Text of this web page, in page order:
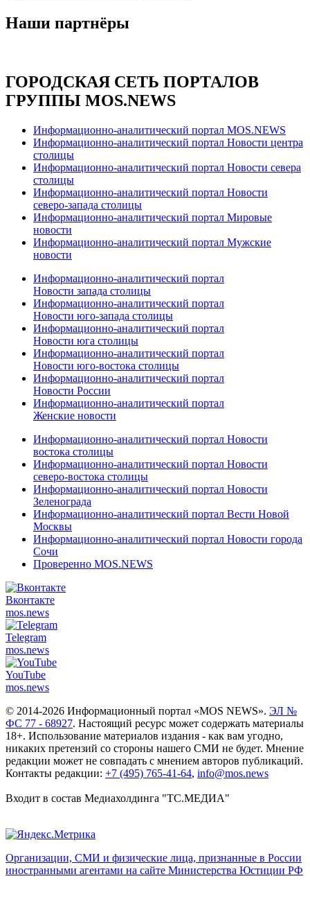
Наши партнёры
ГОРОДСКАЯ СЕТЬ ПОРТАЛОВ
ГРУППЫ MOS.NEWS
Информационно-аналитический портал MOS.NEWS
Информационно-аналитический портал Новости центра
столицы
Информационно-аналитический портал Новости севера
столицы
Информационно-аналитический портал Новости
северо-запада столицы
Информационно-аналитический портал Мировые
новости
Информационно-аналитический портал Мужские
новости
Информационно-аналитический портал
Новости запада столицы
Информационно-аналитический портал
Новости юго-запада столицы
Информационно-аналитический портал
Новости юга столицы
Информационно-аналитический портал
Новости юго-востока столицы
Информационно-аналитический портал
Новости России
Информационно-аналитический портал
Женские новости
Информационно-аналитический портал Новости
востока столицы
Информационно-аналитический портал Новости
северо-востока столицы
Информационно-аналитический портал Новости
Зеленограда
Информационно-аналитический портал Вести Новой
Москвы
Информационно-аналитический портал Новости города
Сочи
Проверенно MOS.NEWS
Вконтакте
mos.news
Telegram
mos.news
YouTube
mos.news
© 2014-2026 Информационный портал «MOS NEWS». ЭЛ №
ФС 77 - 68927. Настоящий ресурс может содержать материалы
18+. Использование материалов издания - как вам угодно,
никаких претензий со стороны нашего СМИ не будет. Мнение
редакции может не совпадать с мнением авторов публикаций.
Контакты редакции: +7 (495) 765-41-64, info@mos.news
Входит в состав Медиахолдинга "ТС.МЕДИА"
Организации, СМИ и физические лица, признанные в России
иностранными агентами на сайте Министерства Юстиции РФ